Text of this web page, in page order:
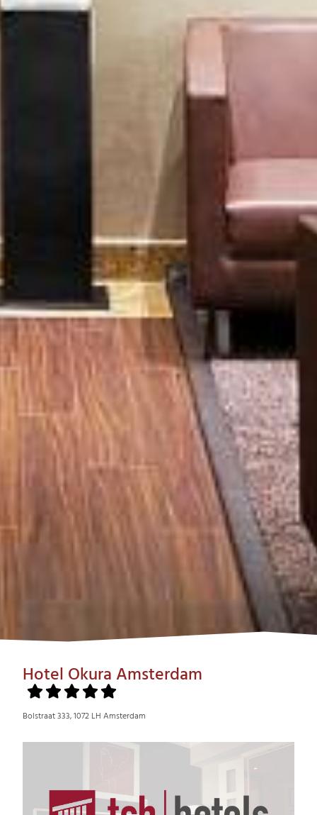
Hotel Okura Amsterdam
Bolstraat 333, 1072 LH Amsterdam